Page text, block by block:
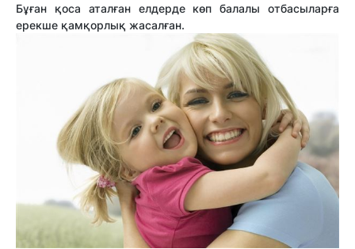
Бұған қоса аталған елдерде көп балалы отбасыларға
ерекше қамқорлық жасалған.